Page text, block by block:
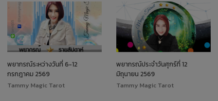
พยากรณ์ระหว่างวันที่ 6-12
กรกฎาคม 2569
Tammy Magic Tarot
พยากรณ์ประจำวันศุกร์ที่ 12
มิถุนายน 2569
Tammy Magic Tarot